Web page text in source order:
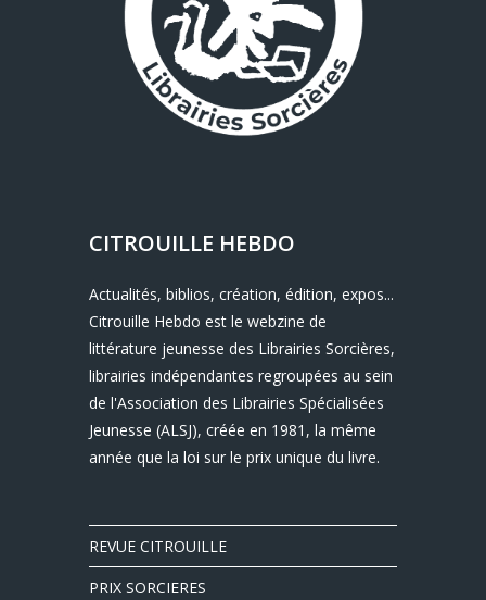
CITROUILLE HEBDO
Actualités, biblios, création, édition, expos...
Citrouille Hebdo est le webzine de
littérature jeunesse des Librairies Sorcières,
librairies indépendantes regroupées au sein
de l'Association des Librairies Spécialisées
Jeunesse (ALSJ), créée en 1981, la même
année que la loi sur le prix unique du livre.
REVUE CITROUILLE
PRIX SORCIERES